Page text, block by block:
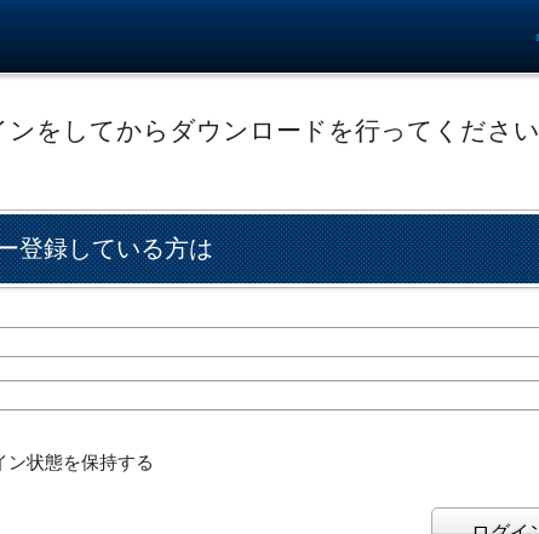
をしてからダウンロードを行ってください
登録している方は
ン状態を保持する